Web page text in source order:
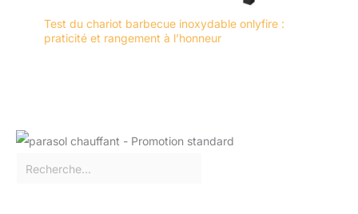
Test du chariot barbecue inoxydable onlyfire :
praticité et rangement à l’honneur